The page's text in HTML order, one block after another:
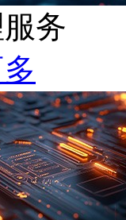
务